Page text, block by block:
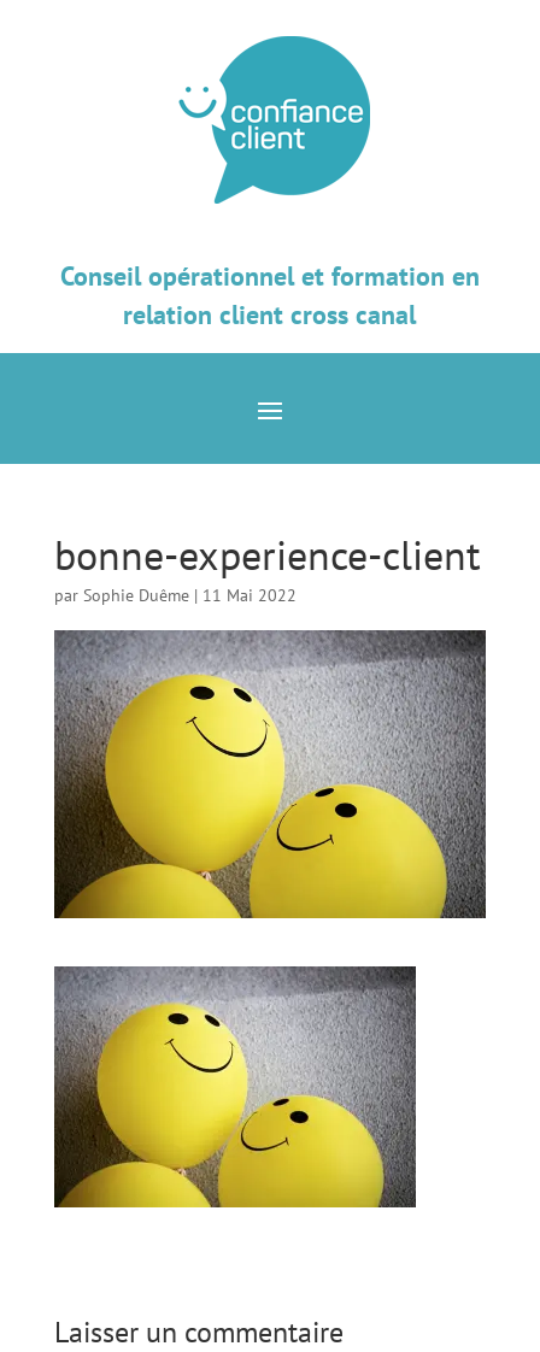
Conseil opérationnel et formation en
relation client cross canal
bonne-experience-client
par Sophie Duême| 11 Mai 2022
Laisser un commentaire